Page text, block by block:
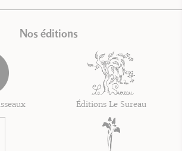
Nos éditions
Éditions Le Sureau